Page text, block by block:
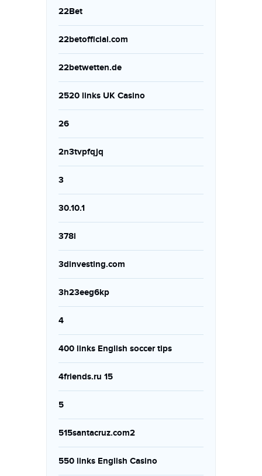
22Bet
22betofficial.com
22betwetten.de
2520 links UK Casino
26
2n3tvpfqjq
3
30.10.1
378i
3dinvesting.com
3h23eeg6kp
4
400 links English soccer tips
4friends.ru 15
5
515santacruz.com2
550 links English Casino